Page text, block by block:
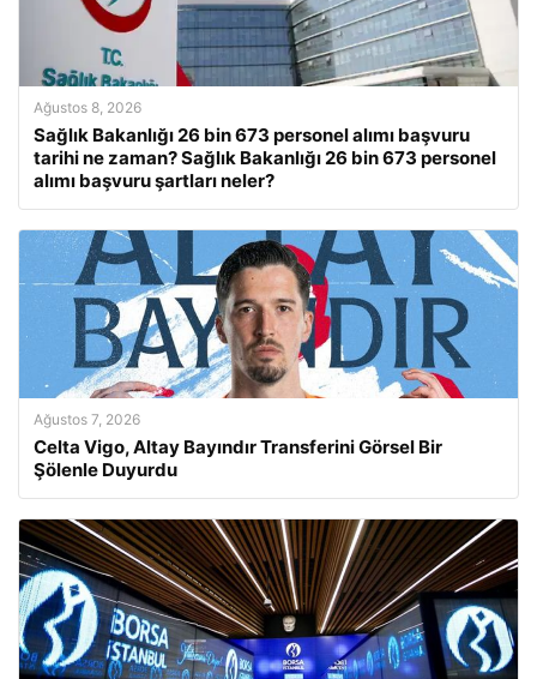
Ağustos 8, 2026
Sağlık Bakanlığı 26 bin 673 personel alımı başvuru
tarihi ne zaman? Sağlık Bakanlığı 26 bin 673 personel
alımı başvuru şartları neler?
Ağustos 7, 2026
Celta Vigo, Altay Bayındır Transferini Görsel Bir
Şölenle Duyurdu